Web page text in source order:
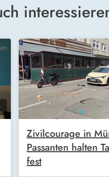
Zivilcourage in
Passanten halten
fest